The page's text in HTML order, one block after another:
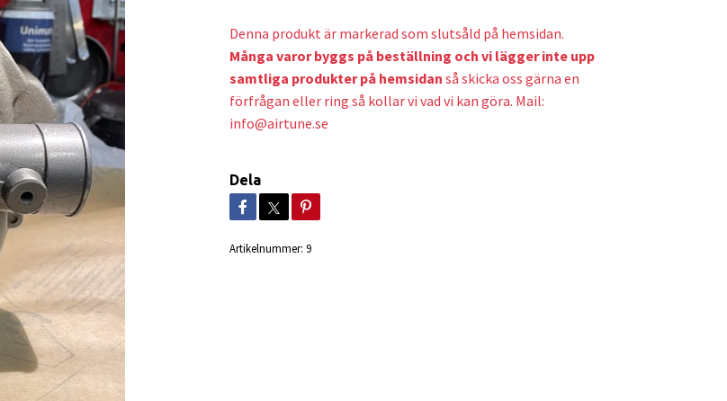
Denna produkt är markerad som slutsåld på hemsidan.
Många varor byggs på beställning och vi lägger inte upp
samtliga produkter på hemsidan så skicka oss gärna en
förfrågan eller ring så kollar vi vad vi kan göra. Mail:
info@airtune.se
Dela
Artikelnummer: 9